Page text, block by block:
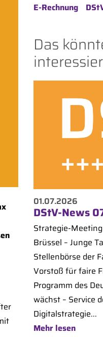
E-Rechnung
Das
01.07.2026
DStV-News
Strategie-
Brüssel – Junge
Stellenbörse der
Vorstoß für faire
Programm des
wächst – Service
Digitalstrategie...
Mehr lesen